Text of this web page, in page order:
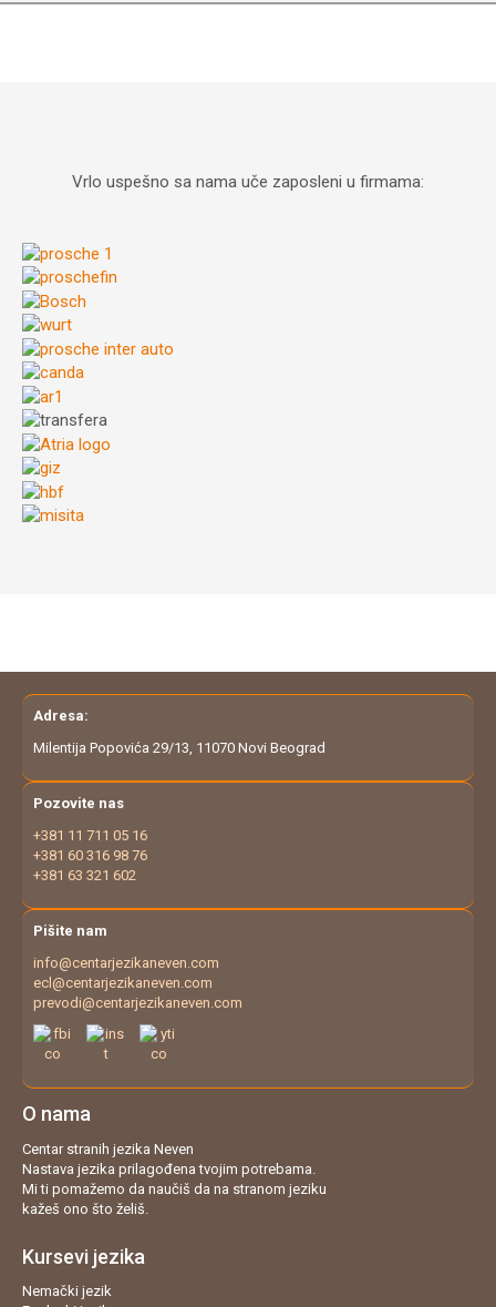
Vrlo uspešno sa nama uče zaposleni u firmama:
Adresa:
Milentija Popovića 29/13, 11070 Novi Beograd
Pozovite nas
+381 11 711 05 16
+381 60 316 98 76
+381 63 321 602
Pišite nam
info@centarjezikaneven.com
ecl@centarjezikaneven.com
prevodi@centarjezikaneven.com
O nama
Centar stranih jezika Neven
Nastava jezika prilagođena tvojim potrebama.
Mi ti pomažemo da naučiš da na stranom jeziku
kažeš ono što želiš.
Kursevi jezika
Nemački jezik